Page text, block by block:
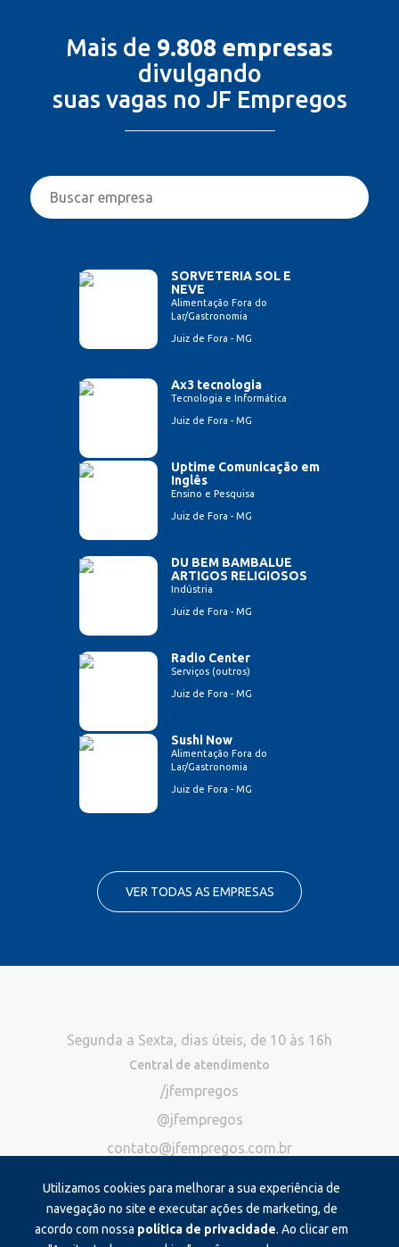
Mais de 9.808 empresas
divulgando
suas vagas no JF Empregos
SORVETERIA SOL E
NEVE
Alimentação Fora do
Lar/Gastronomia
Juiz de Fora - MG
Ax3 tecnologia
Tecnologia e Informática
Juiz de Fora - MG
Uptime Comunicação em
Inglês
Ensino e Pesquisa
Juiz de Fora - MG
DU BEM BAMBALUE
ARTIGOS RELIGIOSOS
Indústria
Juiz de Fora - MG
Radio Center
Serviços (outros)
Juiz de Fora - MG
Sushi Now
Alimentação Fora do
Lar/Gastronomia
Juiz de Fora - MG
VER TODAS AS EMPRESAS
Utilizamos cookies para melhorar a sua experiência de
navegação no site e executar ações de marketing, de
acordo com nossa política de privacidade. Ao clicar em
Segunda a Sexta, dias úteis, de 10 às 16h
Central de atendimento
/jfempregos
@jfempregos
contato@jfempregos.com.br
Publicidade
*Exclusivo para atendimento via chat. Não atendemos ligações neste